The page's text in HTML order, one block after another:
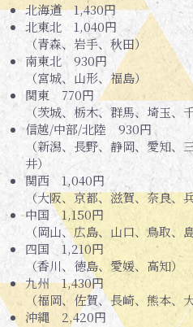
北海道 1,430円
北東北 1,040円
（青森、岩手、秋田）
南東北 930円
（宮城、山形、福島）
関東 770円
（茨城、栃木、群馬、埼玉
信越/中部/北陸 930円
（新潟、長野、静岡、愛知
井）
関西 1,040円
（大阪、京都、滋賀、奈良、
中国 1,150円
（岡山、広島、山口、鳥取、
四国 1,210円
（香川、徳島、愛媛、高知）
九州 1,430円
（福岡、佐賀、長崎、熊本、
沖縄 2,420円